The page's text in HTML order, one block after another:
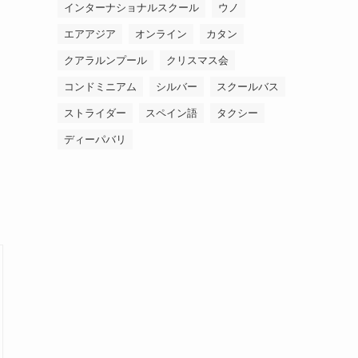
インターナショナルスクール ウノ
エアアジア オンライン カタン
クアラルンプール クリスマス会
コンドミニアム シルバー スクールバス
ストライダー スペイン語 タクシー
ディーパバリ